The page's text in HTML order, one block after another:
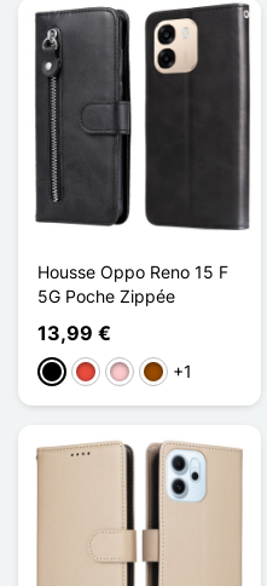
Housse Oppo Reno 15 F
5G Poche Zippée
13,99 €
PretoVermelho
RosaCastanho
+1